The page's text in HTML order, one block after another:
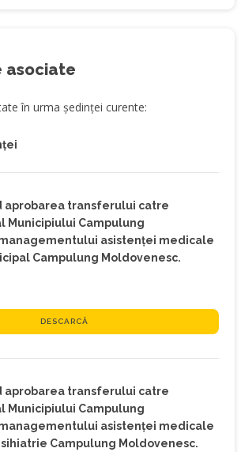
asociate
în urma ședinței curente:
aprobarea transferului catre
Municipiului Campulung
asistenţei medicale
Campulung Moldovenesc.
DESCARCĂ
aprobarea transferului catre
Municipiului Campulung
asistenţei medicale
Campulung Moldovenesc.